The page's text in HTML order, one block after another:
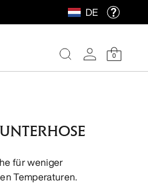
DE
0
für weniger
Temperaturen.